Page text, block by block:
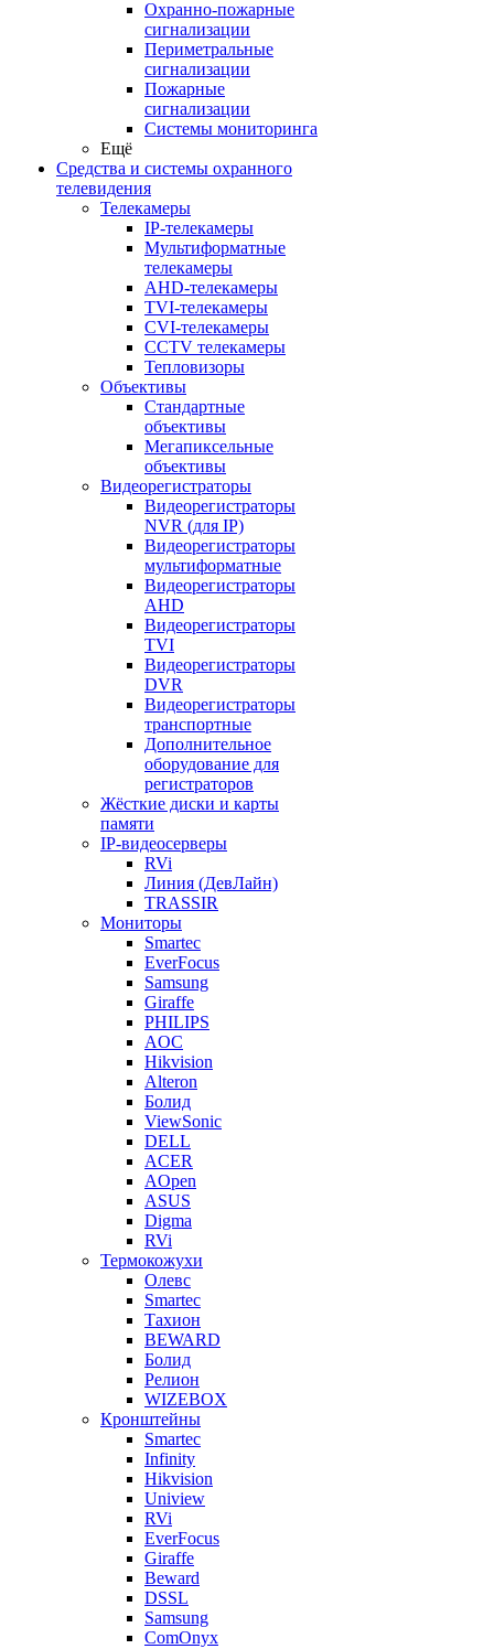
Охранно-пожарные
сигнализации
Периметральные
сигнализации
Пожарные
сигнализации
Системы мониторинга
Ещё
Средства и системы охранного
телевидения
Телекамеры
IP-телекамеры
Мультиформатные
телекамеры
AHD-телекамеры
TVI-телекамеры
CVI-телекамеры
CCTV телекамеры
Тепловизоры
Объективы
Стандартные
объективы
Мегапиксельные
объективы
Видеорегистраторы
Видеорегистраторы
NVR (для IP)
Видеорегистраторы
мультиформатные
Видеорегистраторы
AHD
Видеорегистраторы
TVI
Видеорегистраторы
DVR
Видеорегистраторы
транспортные
Дополнительное
оборудование для
регистраторов
Жёсткие диски и карты
памяти
IP-видеосерверы
RVi
Линия (ДевЛайн)
TRASSIR
Мониторы
Smartec
EverFocus
Samsung
Giraffe
PHILIPS
AOC
Hikvision
Alteron
Болид
ViewSonic
DELL
ACER
AOpen
ASUS
Digma
RVi
Термокожухи
Олевс
Smartec
Тахион
BEWARD
Болид
Релион
WIZEBOX
Кронштейны
Smartec
Infinity
Hikvision
Uniview
RVi
EverFocus
Giraffe
Beward
DSSL
Samsung
ComOnyx